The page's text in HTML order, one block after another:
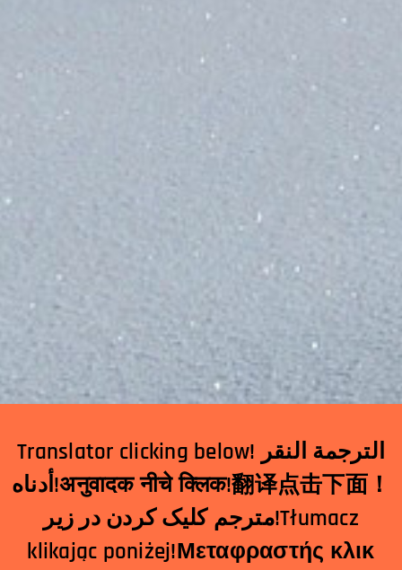
Translator clicking below! الترجمة النقر
أدناه!अनुवादक नीचे क्लिक!翻译点击下面！
مترجم کلیک کردن در زیر!Tłumacz
klikając poniżej!Μεταφραστής κλικ